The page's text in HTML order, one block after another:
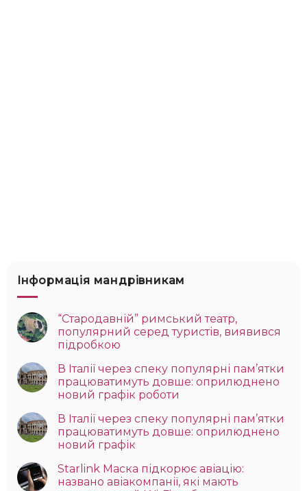
Інформація мандрівникам
“Стародавній” римський театр,
популярний серед туристів, виявився
підробкою
В Італії через спеку популярні пам’ятки
працюватимуть довше: оприлюднено
новий графік роботи
В Італії через спеку популярні пам’ятки
працюватимуть довше: оприлюднено
новий графік
Starlink Маска підкорює авіацію:
названо авіакомпанії, які мають